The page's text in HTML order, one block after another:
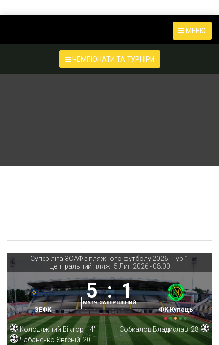
МЕНЮ
ЧЕМПІОНАТИ ТА ТУРНІРИ
Супер ліга ЗОАФ з пляжного футболу 2026 | Тур 1
Центральний пляж | 5 Лип 2026- 08:00
ЗЕФК
5 : 1
МАТЧ ЗАВЕРШЕНИЙ
ФК Купець
Колодяжний Віктор 14'
Чабаненко Євгеній 20'
Собкалов Владислав 28'